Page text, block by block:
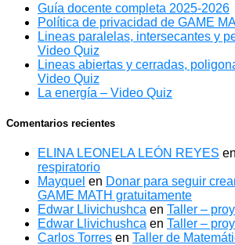
Guía docente completa 2025-2026
Política de privacidad de GAME
Lineas paralelas, intersecantes y
Video Quiz
Lineas abiertas y cerradas,
Video Quiz
La energía – Video Quiz
Comentarios recientes
ELINA LEONELA LEÓN REYES en
respiratorio
Mayquel en Donar para seguir
GAME MATH gratuitamente
Edwar Llivichushca en Taller –
Edwar Llivichushca en Taller –
Carlos Torres en Taller de